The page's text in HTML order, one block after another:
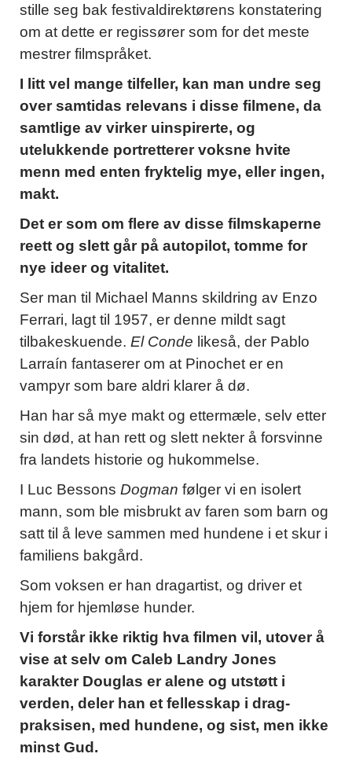
stille seg bak festivaldirektørens konstatering
om at dette er regissører som for det meste
mestrer filmspråket.
I litt vel mange tilfeller, kan man undre seg
over samtidas relevans i disse filmene, da
samtlige av virker uinspirerte, og
utelukkende portretterer voksne hvite
menn med enten fryktelig mye, eller ingen,
makt.
Det er som om flere av disse filmskaperne
reett og slett går på autopilot, tomme for
nye ideer og vitalitet.
Ser man til Michael Manns skildring av Enzo
Ferrari, lagt til 1957, er denne mildt sagt
tilbakeskuende. El Conde likeså, der Pablo
Larraín fantaserer om at Pinochet er en
vampyr som bare aldri klarer å dø.
Han har så mye makt og ettermæle, selv etter
sin død, at han rett og slett nekter å forsvinne
fra landets historie og hukommelse.
I Luc Bessons Dogman følger vi en isolert
mann, som ble misbrukt av faren som barn og
satt til å leve sammen med hundene i et skur i
familiens bakgård.
Som voksen er han dragartist, og driver et
hjem for hjemløse hunder.
Vi forstår ikke riktig hva filmen vil, utover å
vise at selv om Caleb Landry Jones
karakter Douglas er alene og utstøtt i
verden, deler han et fellesskap i drag-
praksisen, med hundene, og sist, men ikke
minst Gud.